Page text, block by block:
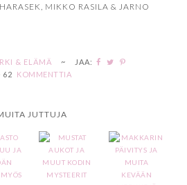
MIKKO RASILA & JARNO
& ELÄMÄ ~
JAA:
62
KOMMENTTIA
JUTTUJA